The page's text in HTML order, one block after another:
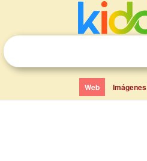
Web Imágenes